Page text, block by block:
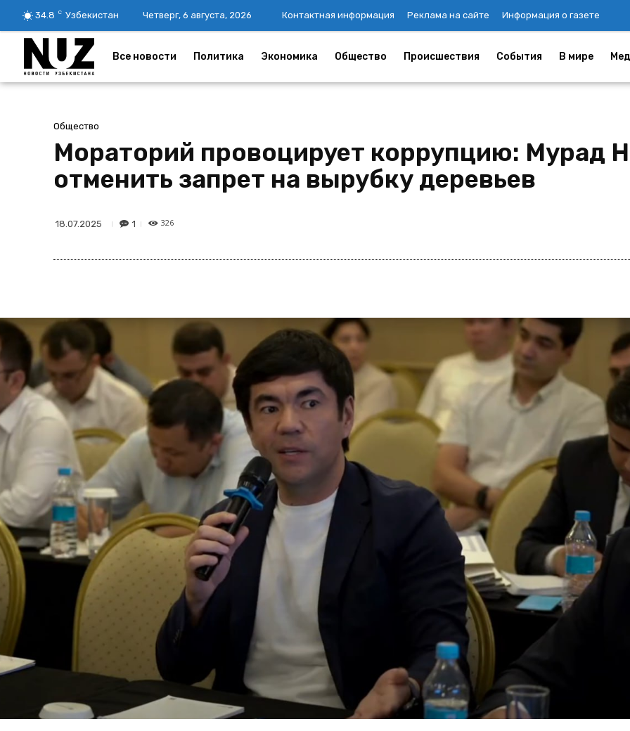
34.8 C Узбекистан Четверг, 6 августа, 2026 Контактная информация Реклама на сайте Информация о газете
Все новости Политика Экономика Общество Происшествия События В мире
Общество
Мораторий провоцирует коррупцию: Мурад
отменить запрет на вырубку деревьев
18.07.2025 1 326